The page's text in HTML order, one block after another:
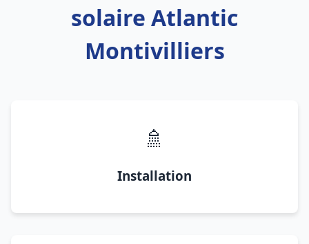
solaire Atlantic
Montivilliers
🚿
Installation